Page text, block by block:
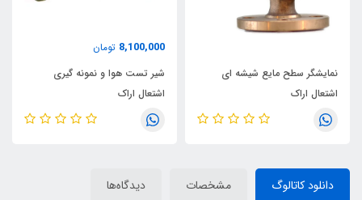
شیشه ای
شیر تست هوا و نمونه گیری
شیر تخلیه با فلنچ
دانلود کاتالوگ مشخصات دیدگاه‌ها